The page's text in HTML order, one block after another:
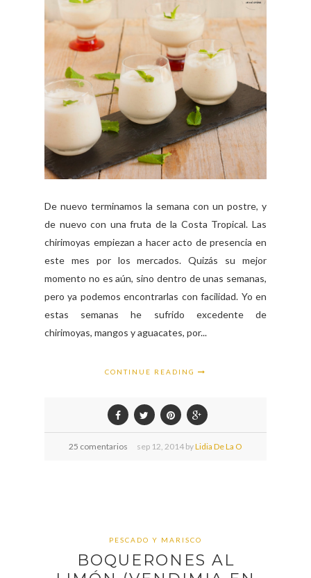
De nuevo terminamos la semana con un postre, y
de nuevo con una fruta de la Costa Tropical. Las
chirimoyas empiezan a hacer acto de presencia en
este mes por los mercados. Quizás su mejor
momento no es aún, sino dentro de unas semanas,
pero ya podemos encontrarlas con facilidad. Yo en
estas semanas he sufrido excedente de
chirimoyas, mangos y aguacates, por...
CONTINUE READING
25 comentarios sep 12, 2014 byLidia De La O
PESCADO Y MARISCO
BOQUERONES AL